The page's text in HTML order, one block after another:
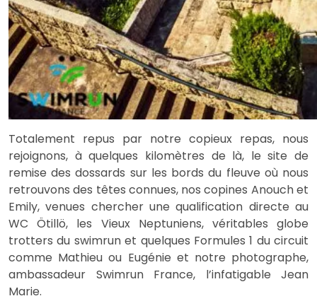
Totalement repus par notre copieux repas, nous
rejoignons, à quelques kilomètres de là, le site de
remise des dossards sur les bords du fleuve où nous
retrouvons des têtes connues, nos copines Anouch et
Emily, venues chercher une qualification directe au
WC Ötillö, les Vieux Neptuniens, véritables globe
trotters du swimrun et quelques Formules 1 du circuit
comme Mathieu ou Eugénie et notre photographe,
ambassadeur Swimrun France, l’infatigable Jean
Marie.